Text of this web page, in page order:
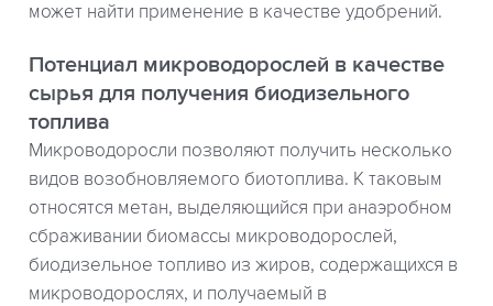
может найти применение в качестве удобрений.
Потенциал микроводорослей в качестве
сырья для получения биодизельного
топлива
Микроводоросли позволяют получить несколько
видов возобновляемого биотоплива. К таковым
относятся метан, выделяющийся при анаэробном
сбраживании биомассы микроводорослей,
биодизельное топливо из жиров, содержащихся в
микроводорослях, и получаемый в